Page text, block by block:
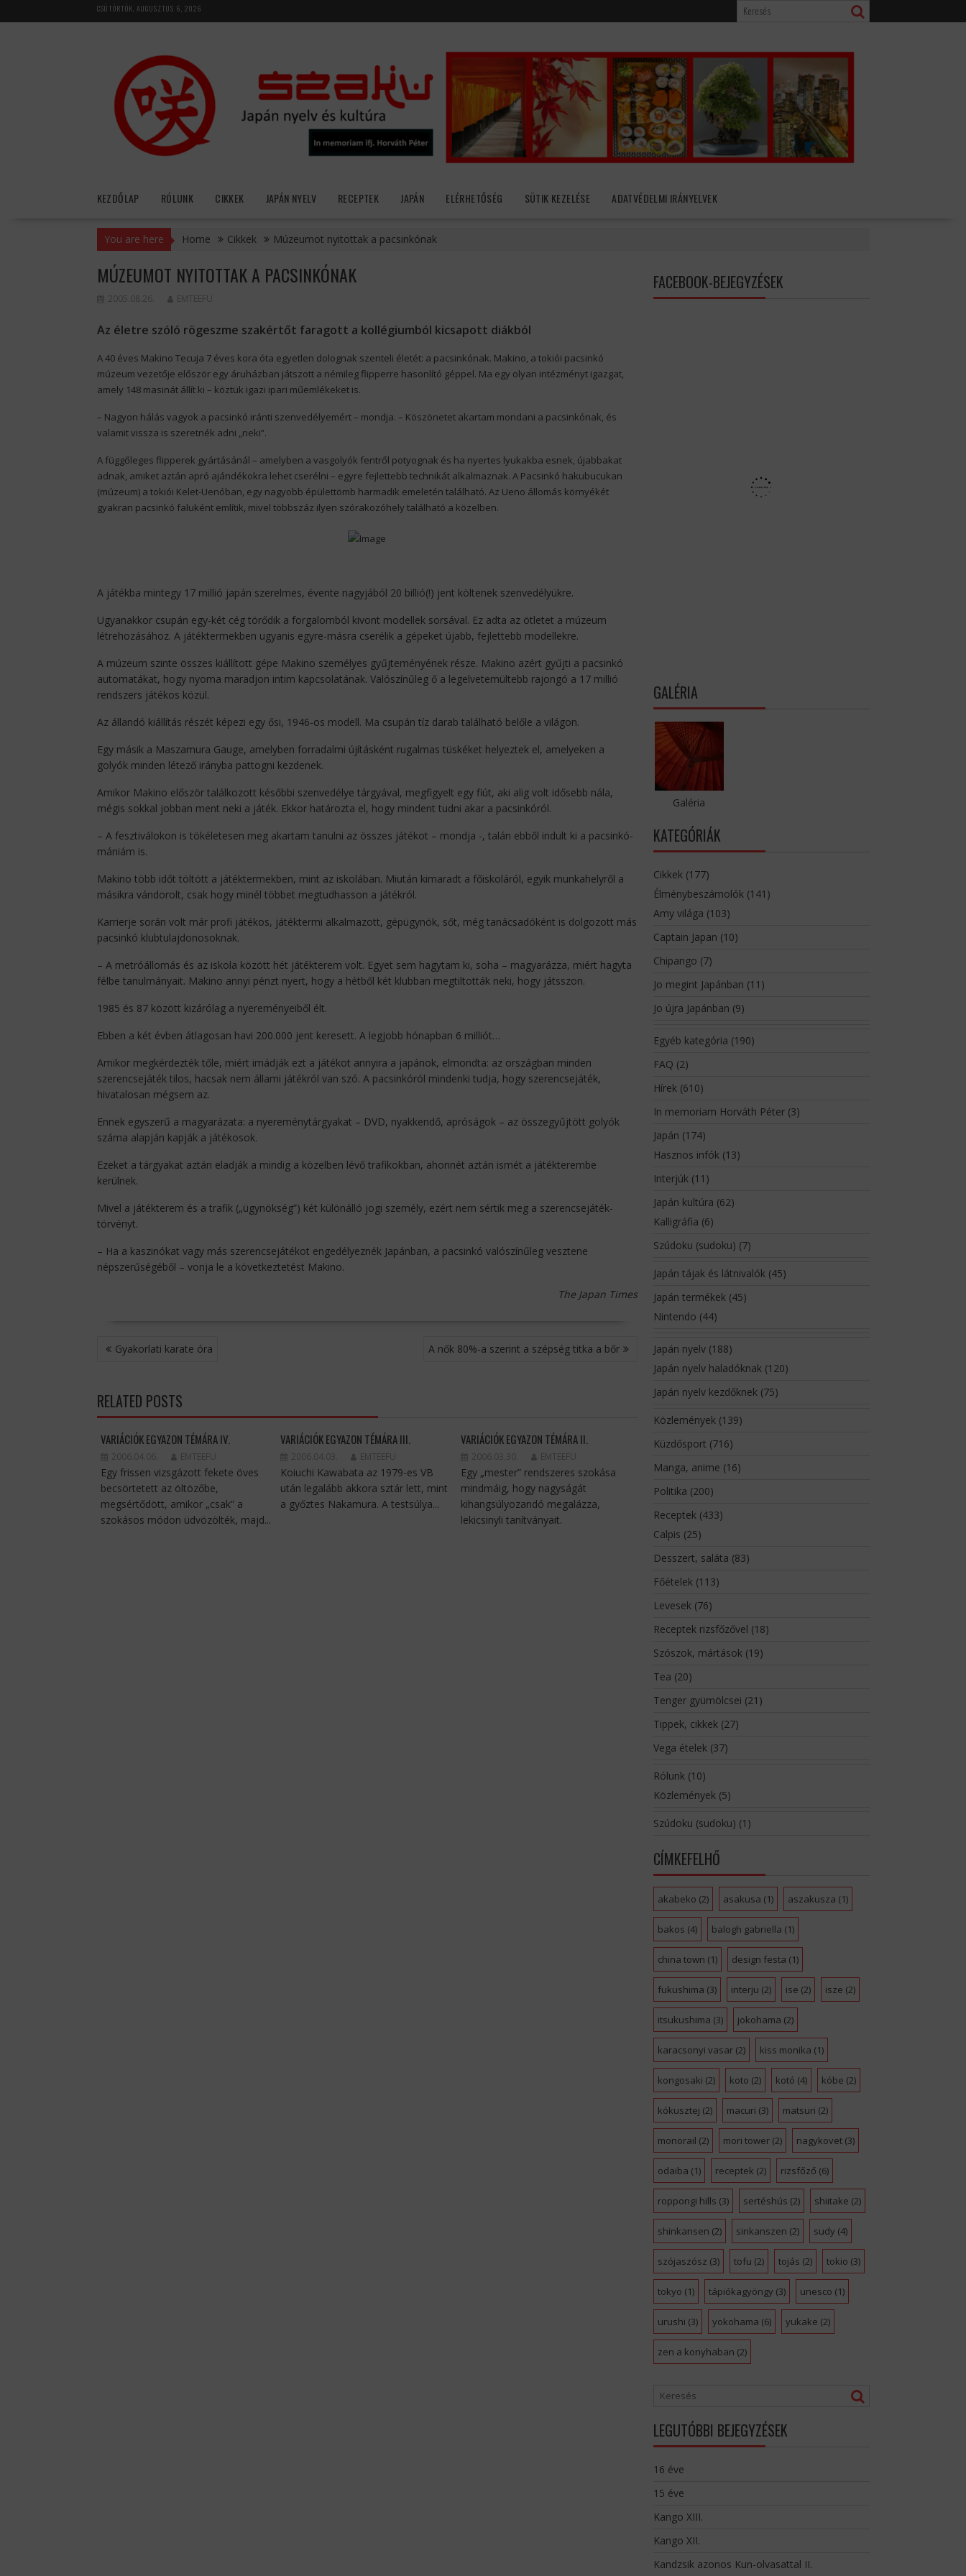
to
CSÜTÖRTÖK, AUGUSZTUS 6, 2026
KEZDŐLAP RÓLUNK CIKKEK JAPÁN NYELV RECEPTEK JAPÁN ELÉRHETŐSÉG SÜTIK KEZELÉSE ADATVÉDELMI IRÁNYELVEK
You are here Home Cikkek Múzeumot nyitottak a pacsinkónak
MÚZEUMOT NYITOTTAK A PACSINKÓNAK
2005.08.26. EMTEEFU
Az életre szóló rögeszme szakértőt faragott a kollégiumból kicsapott diákból
A 40 éves Makino Tecuja 7 éves kora óta egyetlen dolognak szenteli életét: a pacsinkónak. Makino, a tokiói pacsinkó
múzeum vezetője először egy áruházban játszott a némileg flipperre hasonlító géppel. Ma egy olyan intézményt igazgat,
amely 148 masinát állít ki – köztük igazi ipari műemlékeket is.
– Nagyon hálás vagyok a pacsinkó iránti szenvedélyemért – mondja. – Köszönetet akartam mondani a pacsinkónak, és
valamit vissza is szeretnék adni „neki”.
A függőleges flipperek gyártásánál – amelyben a vasgolyók fentről potyognak és ha nyertes lyukakba esnek, újabbakat
adnak, amiket aztán apró ajándékokra lehet cserélni – egyre fejlettebb technikát alkalmaznak. A Pacsinkó hakubucukan
(múzeum) a tokiói Kelet-Uenóban, egy nagyobb épülettömb harmadik emeletén található. Az Ueno állomás környékét
gyakran pacsinkó faluként említik, mivel többszáz ilyen szórakozóhely található a közelben.
A játékba mintegy 17 millió japán szerelmes, évente nagyjából 20 billió(!) jent költenek szenvedélyükre.
Ugyanakkor csupán egy-két cég törődik a forgalomból kivont modellek sorsával. Ez adta az ötletet a múzeum
létrehozásához. A játéktermekben ugyanis egyre-másra cserélik a gépeket újabb, fejlettebb modellekre.
A múzeum szinte összes kiállított gépe Makino személyes gyűjteményének része. Makino azért gyűjti a pacsinkó
automatákat, hogy nyoma maradjon intim kapcsolatának. Valószínűleg ő a legelvetemültebb rajongó a 17 millió
rendszers játékos közül.
Az állandó kiállítás részét képezi egy ősi, 1946-os modell. Ma csupán tíz darab található belőle a világon.
Egy másik a Maszamura Gauge, amelyben forradalmi újításként rugalmas tüskéket helyeztek el, amelyeken a
golyók minden létező irányba pattogni kezdenek.
Amikor Makino először találkozott későbbi szenvedélye tárgyával, megfigyelt egy fiút, aki alig volt idősebb nála,
mégis sokkal jobban ment neki a játék. Ekkor határozta el, hogy mindent tudni akar a pacsinkóról.
– A fesztiválokon is tökéletesen meg akartam tanulni az összes játékot – mondja -, talán ebből indult ki a pacsinkó-
mániám is.
Makino több időt töltött a játéktermekben, mint az iskolában. Miután kimaradt a főiskoláról, egyik munkahelyről a
másikra vándorolt, csak hogy minél többet megtudhasson a játékról.
Karrierje során volt már profi játékos, játéktermi alkalmazott, gépügynök, sőt, még tanácsadóként is dolgozott más
pacsinkó klubtulajdonosoknak.
– A metróállomás és az iskola között hét játékterem volt. Egyet sem hagytam ki, soha – magyarázza, miért hagyta
félbe tanulmányait. Makino annyi pénzt nyert, hogy a hétből két klubban megtiltották neki, hogy játsszon.
1985 és 87 között kizárólag a nyereményeiből élt.
Ebben a két évben átlagosan havi 200.000 jent keresett. A legjobb hónapban 6 milliót…
Amikor megkérdezték tőle, miért imádják ezt a játékot annyira a japánok, elmondta: az országban minden
szerencsejáték tilos, hacsak nem állami játékról van szó. A pacsinkóról mindenki tudja, hogy szerencsejáték,
hivatalosan mégsem az.
Ennek egyszerű a magyarázata: a nyereménytárgyakat – DVD, nyakkendő, apróságok – az összegyűjtött golyók
száma alapján kapják a játékosok.
Ezeket a tárgyakat aztán eladják a mindig a közelben lévő trafikokban, ahonnét aztán ismét a játékterembe
kerülnek.
Mivel a játékterem és a trafik („ügynökség”) két különálló jogi személy, ezért nem sértik meg a szerencsejáték-
törvényt.
– Ha a kaszinókat vagy más szerencsejátékot engedélyeznék Japánban, a pacsinkó valószínűleg vesztene
népszerűségéből – vonja le a következtetést Makino.
The Japan Times
BEJEGYZÉS
NAVIGÁCIÓ
Gyakorlati karate óra A nők 80%-a szerint a szépség titka a bőr
RELATED POSTS
VARIÁCIÓK EGYAZON TÉMÁRA IV.
2006.04.06. EMTEEFU
Egy frissen vizsgázott fekete öves
becsörtetett az öltözőbe,
megsértődött, amikor „csak” a
szokásos módon üdvözölték, majd...
VARIÁCIÓK EGYAZON TÉMÁRA III.
2006.04.03. EMTEEFU
Koiuchi Kawabata az 1979-es VB
után legalább akkora sztár lett, mint
a győztes Nakamura. A testsúlya...
VARIÁCIÓK EGYAZON TÉMÁRA II.
2006.03.30. EMTEEFU
Egy „mester” rendszeres szokása
mindmáig, hogy nagyságát
kihangsúlyozandó megalázza,
lekicsinyli tanítványait.
FACEBOOK-BEJEGYZÉSEK
GALÉRIA
Galéria
KATEGÓRIÁK
Cikkek(177)
Élménybeszámolók(141)
Amy világa (103)
Captain Japan (10)
Chipango (7)
Jo megint Japánban (11)
Jo újra Japánban (9)
Egyéb kategória (190)
FAQ (2)
Hírek(610)
In memoriam Horváth Péter(3)
Japán (174)
Hasznos infók(13)
Interjúk(11)
Japán kultúra (62)
Kalligráfia (6)
Szúdoku (sudoku) (7)
Japán tájak és látnivalók(45)
Japán termékek(45)
Nintendo (44)
Japán nyelv(188)
Japán nyelv haladóknak(120)
Japán nyelv kezdőknek(75)
Közlemények(139)
Küzdősport (716)
Manga, anime (16)
Politika (200)
Receptek(433)
Calpis (25)
Desszert, saláta (83)
Főételek(113)
Levesek(76)
Receptek rizsfőzővel (18)
Szószok, mártások(19)
Tea (20)
Tenger gyümölcsei (21)
Tippek, cikkek(27)
Vega ételek(37)
Rólunk(10)
Közlemények(5)
Szúdoku (sudoku) (1)
CÍMKEFELHŐ
akabeko (2) asakusa (1) aszakusza (1)
bakos (4) balogh gabriella (1)
china town (1) design festa (1)
fukushima (3) interju (2) ise (2) isze (2)
itsukushima (3) jokohama (2)
karacsonyi vasar(2) kiss monika (1)
kongosaki (2) koto (2) kotó (4) kóbe (2)
kókusztej (2) macuri (3) matsuri (2)
monorail (2) mori tower(2) nagykovet(3)
odaiba (1) receptek (2) rizsfőző (6)
roppongi hills (3) sertéshús (2) shiitake (2)
shinkansen (2) sinkanszen (2) sudy (4)
szójaszósz (3) tofu (2) tojás (2) tokio (3)
tokyo (1) tápiókagyöngy (3) unesco (1)
urushi (3) yokohama (6) yukake (2)
zen a konyhaban (2)
LEGUTÓBBI BEJEGYZÉSEK
16 éve
15 éve
Kango XIII.
Kango XII.
Kandzsik azonos Kun-olvasattal II.